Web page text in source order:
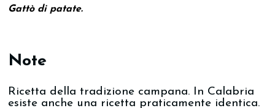
Gattò di patate.
Note
Ricetta della tradizione campana. In Calabria
esiste anche una ricetta praticamente identica.